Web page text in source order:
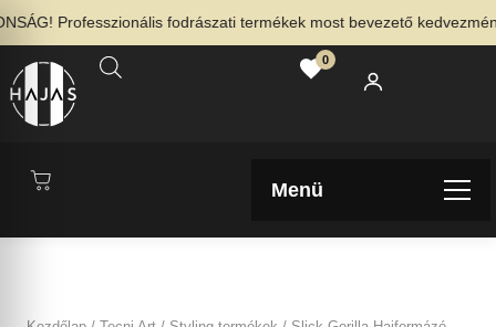
Professzionális fodrászati termékek most bevezető
0
Menü